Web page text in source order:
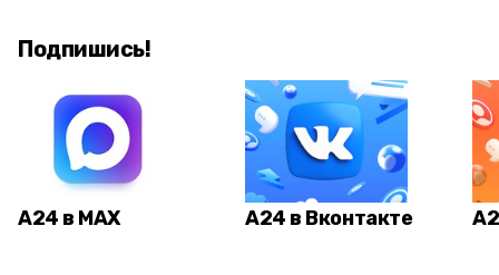
Подпишись!
А24 в MAX А24 в Вконтакте